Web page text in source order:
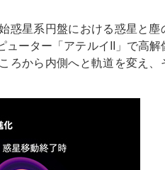
惑星系円盤における惑星と塵
ーター「アテルイII」で高解
ろから内側へと軌道を変え、